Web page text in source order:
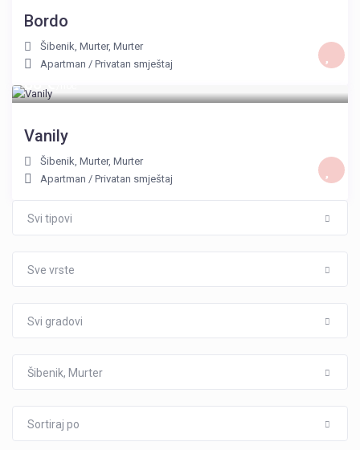
Bordo
Šibenik, Murter,Murter
Apartman /Privatan smještaj
88 €
Vanily
Šibenik, Murter,Murter
Apartman /Privatan smještaj
Svi tipovi
Sve vrste
Svi gradovi
Šibenik, Murter
Sortiraj po